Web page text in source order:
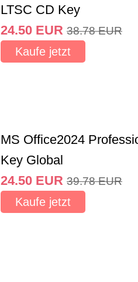
LTSC CD Key
24.50 EUR 38.78 EUR
Kaufe jetzt
MS Office2024
Key Global
24.50 EUR 39.78 EUR
Kaufe jetzt